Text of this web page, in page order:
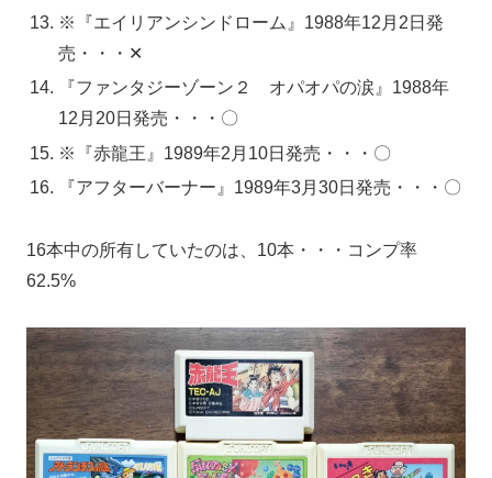
※『エイリアンシンドローム』1988年12月2日発
売・・・✕
『ファンタジーゾーン２ オパオパの涙』1988年
12月20日発売・・・〇
※『赤龍王』1989年2月10日発売・・・〇
『アフターバーナー』1989年3月30日発売・・・〇
16本中の所有していたのは、10本・・・コンプ率
62.5%